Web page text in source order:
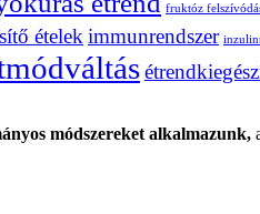
fruktóz
ételekimmunrendszer
módszereket alkalmazunk,